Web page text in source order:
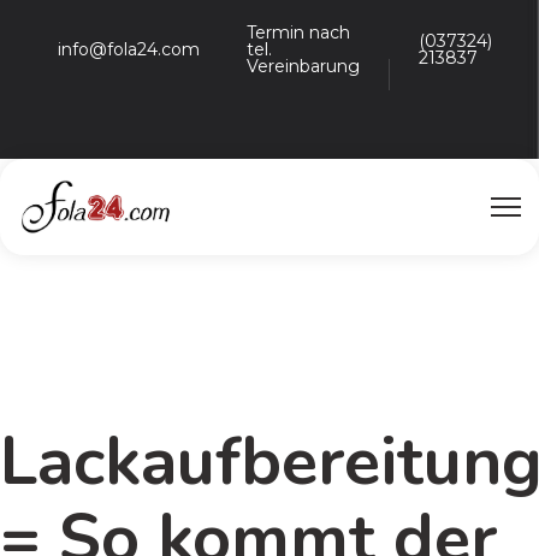
info@fola24.com
Termin nach
tel.
Vereinbarung
(037324)
213837